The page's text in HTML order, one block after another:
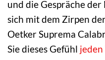
und die Gespräche
sich mit dem Zirpen
Oetker Suprema
Sie dieses Gefühl jeden